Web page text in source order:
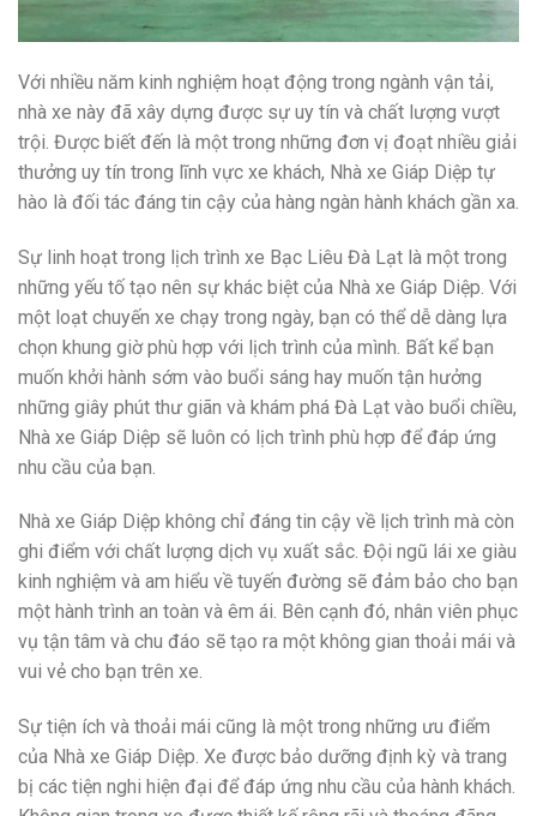
Với nhiều năm kinh nghiệm hoạt động trong ngành vận tải,
nhà xe này đã xây dựng được sự uy tín và chất lượng vượt
trội. Được biết đến là một trong những đơn vị đoạt nhiều giải
thưởng uy tín trong lĩnh vực xe khách, Nhà xe Giáp Diệp tự
hào là đối tác đáng tin cậy của hàng ngàn hành khách gần xa.
Sự linh hoạt trong lịch trình xe Bạc Liêu Đà Lạt là một trong
những yếu tố tạo nên sự khác biệt của Nhà xe Giáp Diệp. Với
một loạt chuyến xe chạy trong ngày, bạn có thể dễ dàng lựa
chọn khung giờ phù hợp với lịch trình của mình. Bất kể bạn
muốn khởi hành sớm vào buổi sáng hay muốn tận hưởng
những giây phút thư giãn và khám phá Đà Lạt vào buổi chiều,
Nhà xe Giáp Diệp sẽ luôn có lịch trình phù hợp để đáp ứng
nhu cầu của bạn.
Nhà xe Giáp Diệp không chỉ đáng tin cậy về lịch trình mà còn
ghi điểm với chất lượng dịch vụ xuất sắc. Đội ngũ lái xe giàu
kinh nghiệm và am hiểu về tuyến đường sẽ đảm bảo cho bạn
một hành trình an toàn và êm ái. Bên cạnh đó, nhân viên phục
vụ tận tâm và chu đáo sẽ tạo ra một không gian thoải mái và
vui vẻ cho bạn trên xe.
Sự tiện ích và thoải mái cũng là một trong những ưu điểm
của Nhà xe Giáp Diệp. Xe được bảo dưỡng định kỳ và trang
bị các tiện nghi hiện đại để đáp ứng nhu cầu của hành khách.